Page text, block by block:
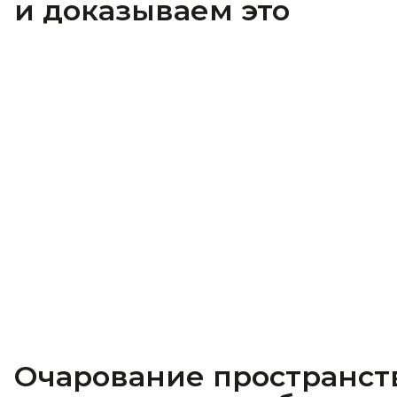
и доказываем это
Очарование